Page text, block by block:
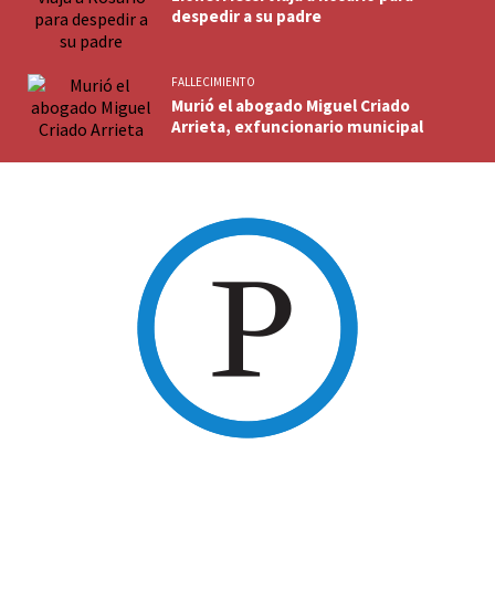
despedir a su padre
FALLECIMIENTO
Murió el abogado Miguel Criado
Arrieta, exfuncionario municipal